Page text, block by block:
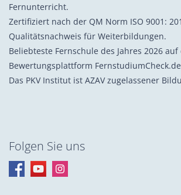
Fernunterricht.
Zertifiziert nach der QM Norm ISO 9001:
Qualitätsnachweis für Weiterbildungen.
Beliebteste Fernschule des Jahres 2026
Bewertungsplattform FernstudiumCheck.de
Das PKV Institut ist AZAV zugelassener
Folgen Sie uns